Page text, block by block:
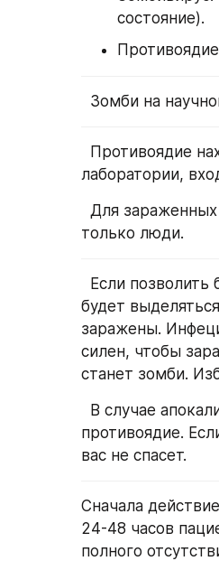
состояние).
Зомби на
лаборатории,
только люди.
будет
заражены.
силен, чтобы
станет зомби.
противоядие.
вас не спасет.
Сначала
24-48 часов
полного